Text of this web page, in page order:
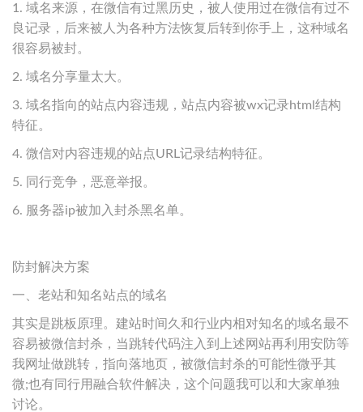
1. 域名来源，在微信有过黑历史，被人使用过在微信有过不
良记录，后来被人为各种方法恢复后转到你手上，这种域名
很容易被封。
2. 域名分享量太大。
3. 域名指向的站点内容违规，站点内容被wx记录html结构
特征。
4. 微信对内容违规的站点URL记录结构特征。
5. 同行竞争，恶意举报。
6. 服务器ip被加入封杀黑名单。
防封解决方案
一、老站和知名站点的域名
其实是跳板原理。建站时间久和行业内相对知名的域名最不
容易被微信封杀，当跳转代码注入到上述网站再利用安防等
我网址做跳转，指向落地页，被微信封杀的可能性微乎其
微;也有同行用融合软件解决，这个问题我可以和大家单独
讨论。